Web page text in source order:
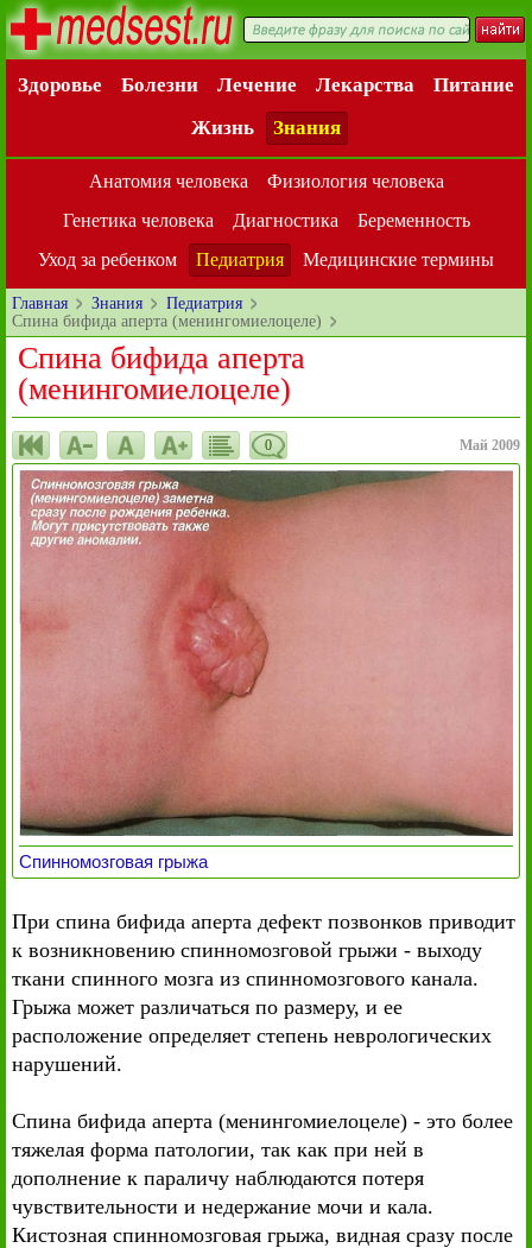
Здоровье Болезни Лечение Лекарства
Питание
Жизнь
Знания
Анатомия человека
Физиология человека
Генетика человека
Диагностика
Беременность
Уход за ребенком
Педиатрия Медицинские термины
Главная Знания
Педиатрия
Спина бифида аперта (менингомиелоцеле)
Спина бифида аперта
(менингомиелоцеле)
0 Май 2009
Спинномозговая грыжа
При спина бифида аперта дефект позвонков приводит
к возникновению спинномозговой грыжи - выходу
ткани спинного мозга из спинномозгового канала.
Грыжа может различаться по размеру, и ее
расположение определяет степень неврологических
нарушений.
Спина бифида аперта (менингомиелоцеле) - это более
тяжелая форма патологии, так как при ней в
дополнение к параличу наблюдаются потеря
чувствительности и недержание мочи и кала.
Кистозная спинномозговая грыжа, видная сразу после